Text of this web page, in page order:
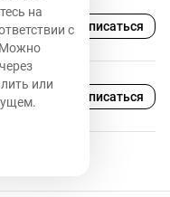
Подписаться
Подписаться
на
с
или